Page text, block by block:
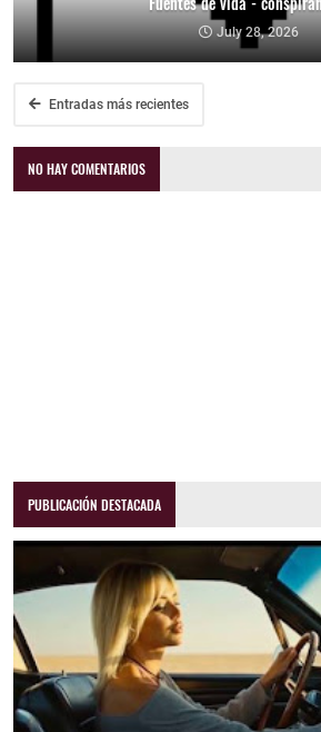
July 28, 2026
Entradas más recientes
NO HAY COMENTARIOS
PUBLICACIÓN DESTACADA